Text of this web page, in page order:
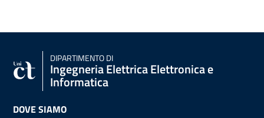
DIPARTIMENTO DI
Ingegneria Elettrica Elettronica e
Informatica
DOVE SIAMO